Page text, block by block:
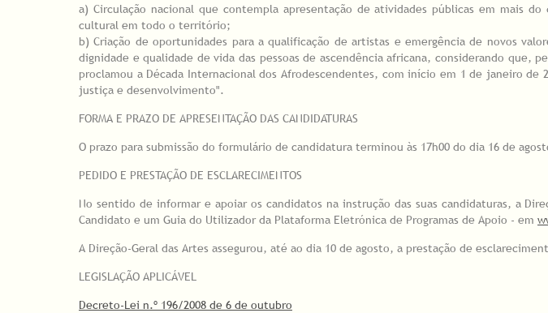
a) Circulação nacional que contempla apresentação de atividades públicas em mais
cultural em todo o território;
b) Criação de oportunidades para a qualificação de artistas e emergência de novos
dignidade e qualidade de vida das pessoas de ascendência africana, considerando que,
proclamou a Década Internacional dos Afrodescendentes, com início em 1 de janeiro
justiça e desenvolvimento".
FORMA E PRAZO DE APRESENTAÇÃO DAS CANDIDATURAS
O prazo para submissão do formulário de candidatura terminou às 17h00 do dia 16 de
PEDIDO E PRESTAÇÃO DE ESCLARECIMENTOS
No sentido de informar e apoiar os candidatos na instrução das suas candidaturas, a
Candidato e um Guia do Utilizador da Plataforma Eletrónica de Programas de Apoio - em
A Direção-Geral das Artes assegurou, até ao dia 10 de agosto, a prestação de
LEGISLAÇÃO APLICÁVEL
Decreto-Lei n.º 196/2008 de 6 de outubro